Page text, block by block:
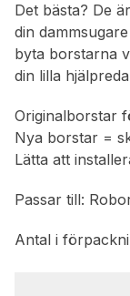
Det bästa? De
din
byta borstarna
din lilla
Originalborstar
Nya borstar =
Lätta att
Passar till:
Antal i